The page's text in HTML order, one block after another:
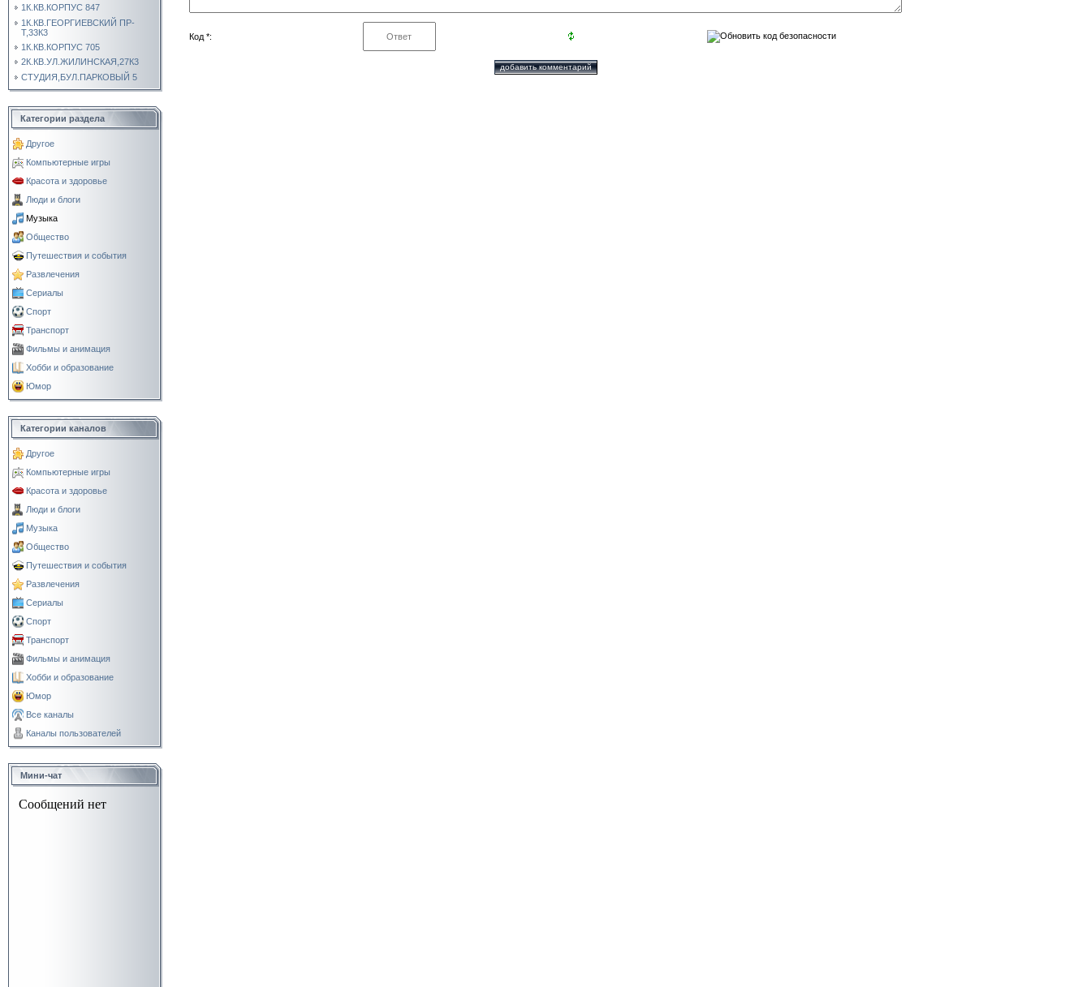
1К.КВ.КОРПУС 847
1К.КВ.ГЕОРГИЕВСКИЙ ПР-
Т,33К3
1К.КВ.КОРПУС 705
2К.КВ.УЛ.ЖИЛИНСКАЯ,27К3
СТУДИЯ,БУЛ.ПАРКОВЫЙ 5
Категории раздела
Другое
Компьютерные игры
Красота и здоровье
Люди и блоги
Музыка
Общество
Путешествия и события
Развлечения
Сериалы
Спорт
Транспорт
Фильмы и анимация
Хобби и образование
Юмор
Категории каналов
Другое
Компьютерные игры
Красота и здоровье
Люди и блоги
Музыка
Общество
Путешествия и события
Развлечения
Сериалы
Спорт
Транспорт
Фильмы и анимация
Хобби и образование
Юмор
Все каналы
Каналы пользователей
Мини-чат
Код *: